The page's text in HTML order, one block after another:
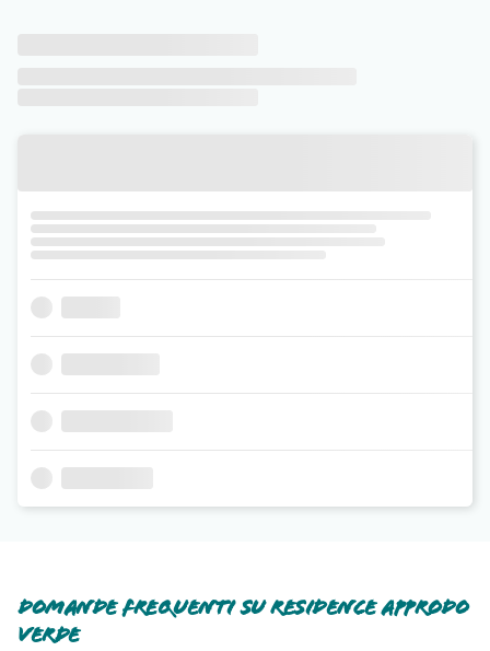
Domande frequenti su Residence Approdo
Verde